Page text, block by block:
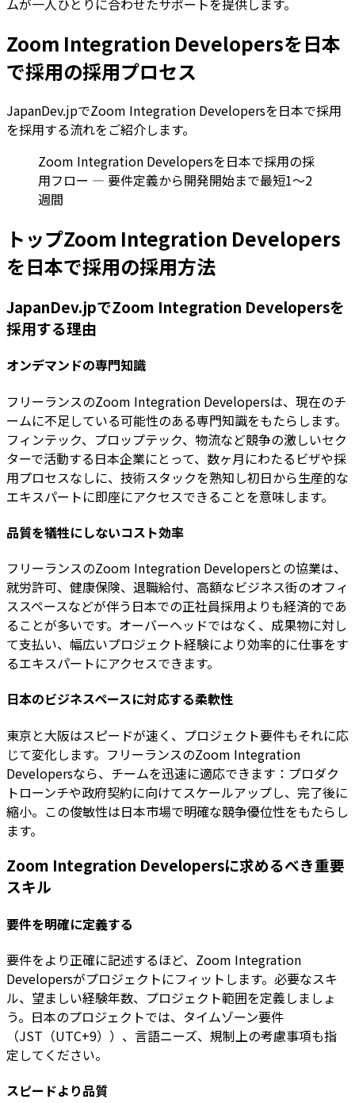
ムが一人ひとりに合わせたサポートを提供します。
Zoom Integration Developersを日本
で採用の採用プロセス
JapanDev.jpでZoom Integration Developersを日本で採用
を採用する流れをご紹介します。
Zoom Integration Developersを日本で採用の採
用フロー — 要件定義から開発開始まで最短1〜2
週間
トップZoom Integration Developers
を日本で採用の採用方法
JapanDev.jpでZoom Integration Developersを
採用する理由
オンデマンドの専門知識
フリーランスのZoom Integration Developersは、現在のチ
ームに不足している可能性のある専門知識をもたらします。
フィンテック、プロップテック、物流など競争の激しいセク
ターで活動する日本企業にとって、数ヶ月にわたるビザや採
用プロセスなしに、技術スタックを熟知し初日から生産的な
エキスパートに即座にアクセスできることを意味します。
品質を犠牲にしないコスト効率
フリーランスのZoom Integration Developersとの協業は、
就労許可、健康保険、退職給付、高額なビジネス街のオフィ
ススペースなどが伴う日本での正社員採用よりも経済的であ
ることが多いです。オーバーヘッドではなく、成果物に対し
て支払い、幅広いプロジェクト経験により効率的に仕事をす
るエキスパートにアクセスできます。
日本のビジネスペースに対応する柔軟性
東京と大阪はスピードが速く、プロジェクト要件もそれに応
じて変化します。フリーランスのZoom Integration
Developersなら、チームを迅速に適応できます：プロダク
トローンチや政府契約に向けてスケールアップし、完了後に
縮小。この俊敏性は日本市場で明確な競争優位性をもたらし
ます。
Zoom Integration Developersに求めるべき重要
スキル
要件を明確に定義する
要件をより正確に記述するほど、Zoom Integration
Developersがプロジェクトにフィットします。必要なスキ
ル、望ましい経験年数、プロジェクト範囲を定義しましょ
う。日本のプロジェクトでは、タイムゾーン要件
（JST（UTC+9））、言語ニーズ、規制上の考慮事項も指
定してください。
スピードより品質